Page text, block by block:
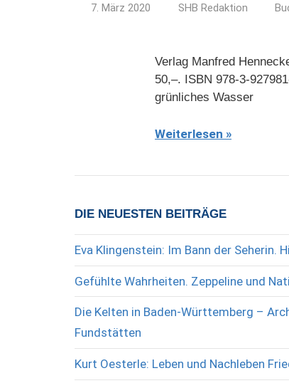
7. März 2020 SHB Redaktion
Verlag Manfred
50,–. ISBN 978-3-
grünliches Wasser
Weiterlesen
DIE NEUESTEN BEITRÄGE
Eva Klingenstein: Im Bann der Seherin.
Gefühlte Wahrheiten. Zeppeline und
Die Kelten in Baden-Württemberg –
Fundstätten
Kurt Oesterle: Leben und Nachleben